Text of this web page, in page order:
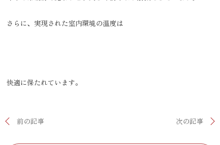
さらに、実現された室内環境の温度は
快適に保たれています。
前の記事 次の記事